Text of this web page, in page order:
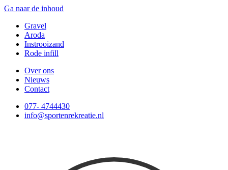
Ga naar de inhoud
Gravel
Aroda
Instrooizand
Rode infill
Over ons
Nieuws
Contact
077- 4744430
info@sportenrekreatie.nl